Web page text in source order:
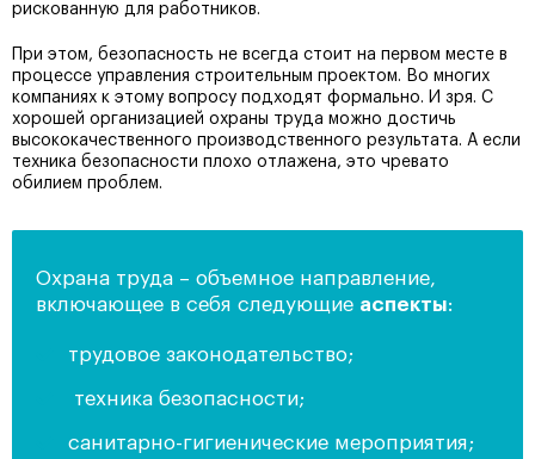
рискованную для работников.
При этом, безопасность не всегда стоит на первом месте в
процессе управления строительным проектом. Во многих
компаниях к этому вопросу подходят формально. И зря. С
хорошей организацией охраны труда можно достичь
высококачественного производственного результата. А если
техника безопасности плохо отлажена, это чревато
обилием проблем.
Охрана труда – объемное направление,
включающее в себя следующие аспекты:
трудовое законодательство;
техника безопасности;
санитарно-гигиенические мероприятия;